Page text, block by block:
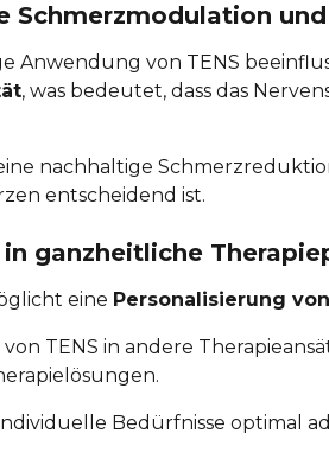
Schmerzmodulation
Anwendung von TENS
, was bedeutet, dass das
nachhaltige
entscheidend ist.
ganzheitliche
eine Personalisierung
TENS in andere
Bedürfnisse optimal